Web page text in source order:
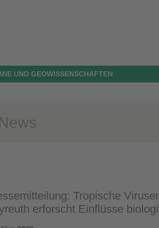
UND GEOWISSENSCHAFTEN
News
Tropische
erforscht Einflüsse